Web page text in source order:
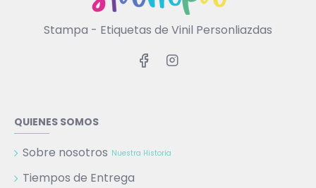
Stampa - Etiquetas de Vinil Personliazdas
QUIENES SOMOS
Sobre nosotros Nuestra Historia
Tiempos de Entrega